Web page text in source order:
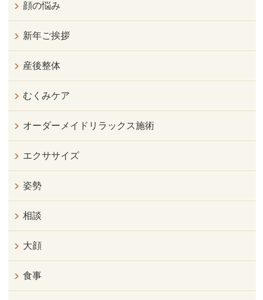
顔の悩み
新年ご挨拶
産後整体
むくみケア
オーダーメイドリラックス施術
エクササイズ
姿勢
相談
大顔
食事